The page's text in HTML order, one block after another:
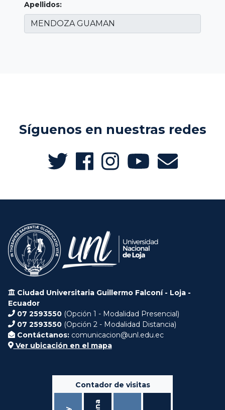
Apellidos:
Síguenos en nuestras redes
Ciudad Universitaria Guillermo Falconí - Loja -
Ecuador
07 2593550 (Opción 1 - Modalidad Presencial)
07 2593550 (Opción 2 - Modalidad Distancia)
Contáctanos: comunicacion@unl.edu.ec
Ver ubicación en el mapa
Contador de visitas